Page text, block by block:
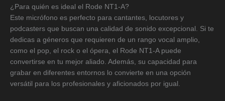
¿Para quién es ideal el Rode NT1-A?
Este micrófono es perfecto para cantantes, locutores y
podcasters que buscan una calidad de sonido excepcional. Si te
dedicas a géneros que requieren de un rango vocal amplio,
como el pop, el rock o el ópera, el Rode NT1-A puede
convertirse en tu mejor aliado. Además, su capacidad para
grabar en diferentes entornos lo convierte en una opción
versátil para los profesionales y aficionados por igual.